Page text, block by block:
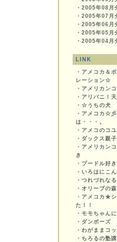
・ 2005年08月
・ 2005年07月
・ 2005年06月
・ 2005年05月
・ 2005年04月
LINK
・ アメコカ＆
レーション☆
・ アメリカン
・ アリバニ！
・ ☆うちの犬
・ アメコカ☆
は・・・。
・ アメコのコ
・ ダックス親
・ アメリカン
き
・ プードル好
・ いろはにこ
・ つれづれな
・ オリーブの森
・ アメコカ★シ
た！！
・ モモちゃん
・ ダンボーズ
・ わがままコ
・ ちろるの塾